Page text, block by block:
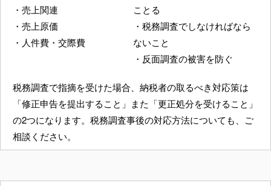
・売上関連
・売上原価
・人件費・交際費
ことる
・税務調査でしなければなら
ないこと
・反面調査の被害を防ぐ
税務調査で指摘を受けた場合、納税者の取るべき対応策は
「修正申告を提出すること」また「更正処分を受けること」
の2つになります。税務調査事後の対応方法についても、ご
相談ください。